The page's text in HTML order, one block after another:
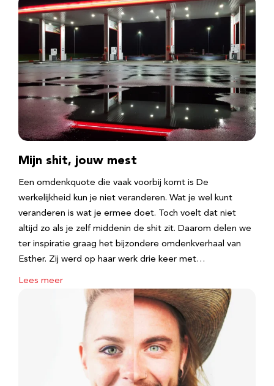
Mijn shit, jouw mest
Een omdenkquote die vaak voorbij komt is De
werkelijkheid kun je niet veranderen. Wat je wel kunt
veranderen is wat je ermee doet. Toch voelt dat niet
altijd zo als je zelf middenin de shit zit. Daarom delen we
ter inspiratie graag het bijzondere omdenkverhaal van
Esther. Zij werd op haar werk drie keer met…
Lees meer